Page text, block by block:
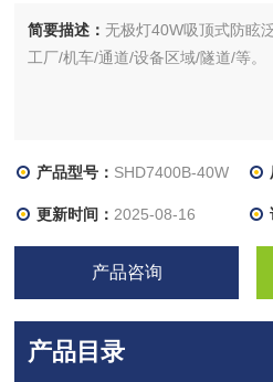
简要描述：无极灯40W吸顶式防眩
工厂/机车/通道/设备区域/隧道/等。
产品型号： SHD7400B-40W
更新时间： 2025-08-16
产品咨询
产品目录